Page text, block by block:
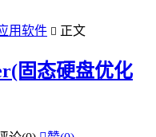
用软件  正文
固态硬盘优化